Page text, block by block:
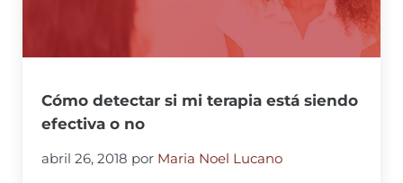
Cómo detectar si mi terapia está siendo
efectiva o no
abril 26, 2018 por Maria Noel Lucano